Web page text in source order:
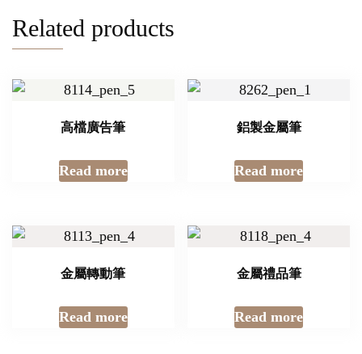
Related products
高檔廣告筆
Read more
鋁製金屬筆
Read more
金屬轉動筆
Read more
金屬禮品筆
Read more